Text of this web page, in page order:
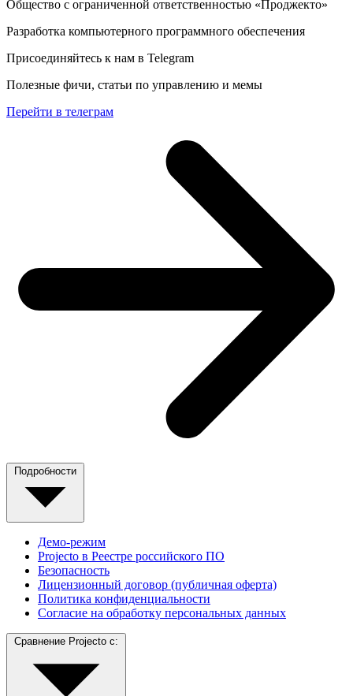
Общество с ограниченной ответственностью «Проджекто»
Разработка компьютерного программного обеспечения
Присоединяйтесь к нам в Telegram
Полезные фичи, статьи по управлению и мемы
Перейти в телеграм
Подробности
Демо-режим
Projecto в Реестре российского ПО
Безопасность
Лицензионный договор (публичная оферта)
Политика конфиденциальности
Согласие на обработку персональных данных
Сравнение Projecto с: